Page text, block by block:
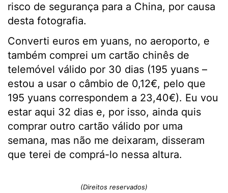
risco de segurança para a China, por causa
desta fotografia.
Converti euros em yuans, no aeroporto, e
também comprei um cartão chinês de
telemóvel válido por 30 dias (195 yuans –
estou a usar o câmbio de 0,12€, pelo que
195 yuans correspondem a 23,40€). Eu vou
estar aqui 32 dias e, por isso, ainda quis
comprar outro cartão válido por uma
semana, mas não me deixaram, disseram
que terei de comprá-lo nessa altura.
(Direitos reservados)